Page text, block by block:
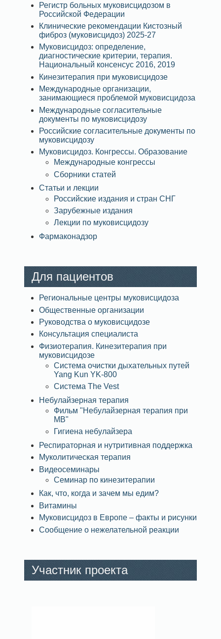
Регистр больных муковисцидозом в
Российской Федерации
Клинические рекомендации Кистозный
фиброз (муковисцидоз) 2025-27
Муковисцидоз: определение,
диагностические критерии, терапия.
Национальный консенсус 2016, 2019
Кинезитерапия при муковисцидозе
Международные организации,
занимающиеся проблемой муковисцидоза
Международные согласительные
документы по муковисцидозу
Российские согласительные документы по
муковисцидозу
Муковисцидоз. Конгрессы. Образование
Международные конгрессы
Сборники статей
Статьи и лекции
Российские издания и стран СНГ
Зарубежные издания
Лекции по муковисцидозу
Фармаконадзор
Для пациентов
Региональные центры муковисцидоза
Общественные организации
Руководства о муковисцидозе
Консультация специалиста
Физиотерапия. Кинезитерапия при
муковисцидозе
Система очистки дыхательных путей
Yang Kun YK-800
Система The Vest
Небулайзерная терапия
Фильм "Небулайзерная терапия при
МВ"
Гигиена небулайзера
Респираторная и нутритивная поддержка
Муколитическая терапия
Видеосеминары
Семинар по кинезитерапии
Как, что, когда и зачем мы едим?
Витамины
Муковисцидоз в Европе – факты и рисунки
Сообщение о нежелательной реакции
Участник проекта